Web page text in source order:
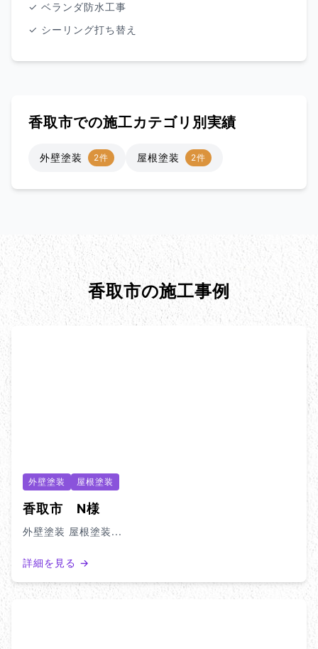
✓ ベランダ防水工事
✓ シーリング打ち替え
香取市での施工カテゴリ別実績
外壁塗装 2件 屋根塗装 2件
香取市の施工事例
外壁塗装 屋根塗装
香取市 N様
外壁塗装 屋根塗装...
詳細を見る →